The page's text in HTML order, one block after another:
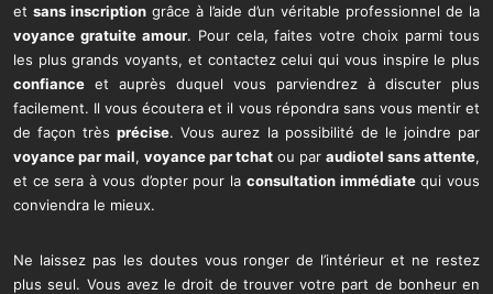
et sans inscription grâce à l’aide d’un véritable professionnel de la
voyance gratuite amour. Pour cela, faites votre choix parmi tous
les plus grands voyants, et contactez celui qui vous inspire le plus
confiance et auprès duquel vous parviendrez à discuter plus
facilement. Il vous écoutera et il vous répondra sans vous mentir et
de façon trèsprécise. Vous aurez la possibilité de le joindre par
voyance par mail, voyance par tchat ou par audiotel sans attente,
et ce sera à vous d’opter pour la consultation immédiatequi vous
conviendra le mieux.
Ne laissez pas les doutes vous ronger de l’intérieur et ne restez
plus seul. Vous avez le droit de trouver votre part de bonheur en